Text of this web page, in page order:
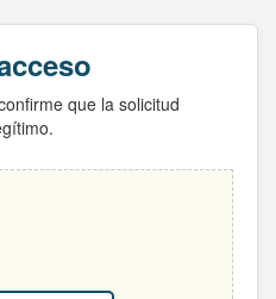
que la solicitud